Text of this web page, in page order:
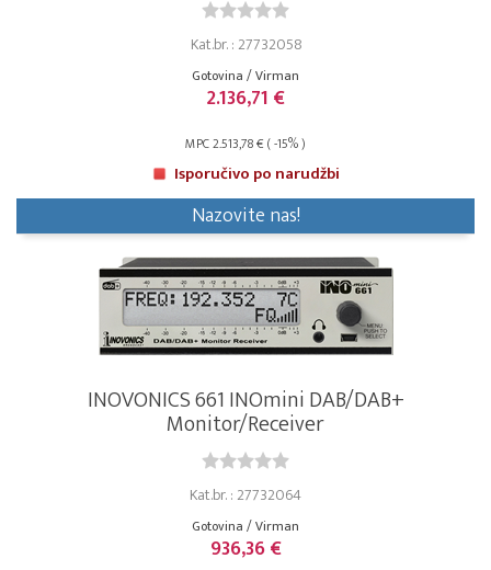
Kat.br. : 27732058
Gotovina / Virman
2.136,71 €
MPC 2.513,78 € ( -15% )
Isporučivo po narudžbi
Nazovite nas!
INOVONICS 661 INOmini DAB/DAB+
Monitor/Receiver
Kat.br. : 27732064
Gotovina / Virman
936,36 €